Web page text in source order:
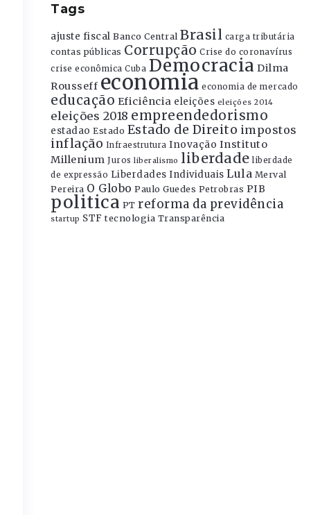
Tags
ajuste fiscal Banco Central Brasil carga tributária
contas públicas Corrupção Crise do coronavírus
crise econômica Cuba Democracia Dilma
Rousseff economia economia de mercado
educação Eficiência eleições eleições 2014
eleições 2018 empreendedorismo
estadao Estado Estado de Direito impostos
inflação Infraestrutura Inovação Instituto
Millenium Juros liberalismo liberdade liberdade
de expressão Liberdades Individuais Lula Merval
Pereira O Globo Paulo Guedes Petrobras PIB
politica PT reforma da previdência
startup STF tecnologia Transparência